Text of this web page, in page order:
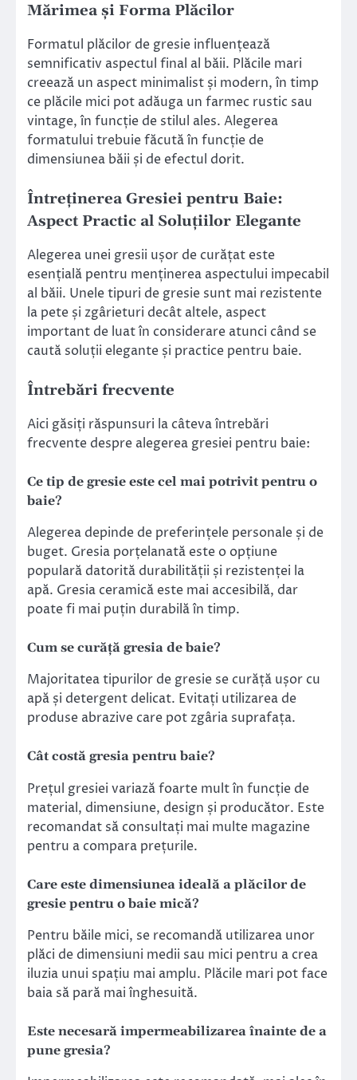
Mărimea și Forma Plăcilor
Formatul plăcilor de gresie influențează
semnificativ aspectul final al băii. Plăcile mari
creează un aspect minimalist și modern, în timp
ce plăcile mici pot adăuga un farmec rustic sau
vintage, în funcție de stilul ales. Alegerea
formatului trebuie făcută în funcție de
dimensiunea băii și de efectul dorit.
Întreținerea Gresiei pentru Baie:
Aspect Practic al Soluțiilor Elegante
Alegerea unei gresii ușor de curățat este
esențială pentru menținerea aspectului impecabil
al băii. Unele tipuri de gresie sunt mai rezistente
la pete și zgârieturi decât altele, aspect
important de luat în considerare atunci când se
caută soluții elegante și practice pentru baie.
Întrebări frecvente
Aici găsiți răspunsuri la câteva întrebări
frecvente despre alegerea gresiei pentru baie:
Ce tip de gresie este cel mai potrivit pentru o
baie?
Alegerea depinde de preferințele personale și de
buget. Gresia porțelanată este o opțiune
populară datorită durabilității și rezistenței la
apă. Gresia ceramică este mai accesibilă, dar
poate fi mai puțin durabilă în timp.
Cum se curăță gresia de baie?
Majoritatea tipurilor de gresie se curăță ușor cu
apă și detergent delicat. Evitați utilizarea de
produse abrazive care pot zgâria suprafața.
Cât costă gresia pentru baie?
Prețul gresiei variază foarte mult în funcție de
material, dimensiune, design și producător. Este
recomandat să consultați mai multe magazine
pentru a compara prețurile.
Care este dimensiunea ideală a plăcilor de
gresie pentru o baie mică?
Pentru băile mici, se recomandă utilizarea unor
plăci de dimensiuni medii sau mici pentru a crea
iluzia unui spațiu mai amplu. Plăcile mari pot face
baia să pară mai înghesuită.
Este necesară impermeabilizarea înainte de a
pune gresia?